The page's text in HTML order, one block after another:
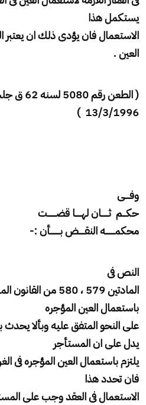
يستكمل هذا
الاستعمال فان يؤدى ذلك ان
العين .
( الطعن رقم 5080 لسنه 62 ق جلسه
13/3/1996 )
وفــــى
حكـــم ثــــــان لهـــــا قضـــــــت
محكمــــــــه النقـــــض بــــــــأن :-
النص فى
المادتين 579 ، 580
باستعمال العين المؤجره
على النحو المتفق عليه وبألا يحدث
يدل على ان المستأجر
يلتزم باستعمال العين المؤجره
فان تحدد هذا
الاستعمال فى العقد وجب على